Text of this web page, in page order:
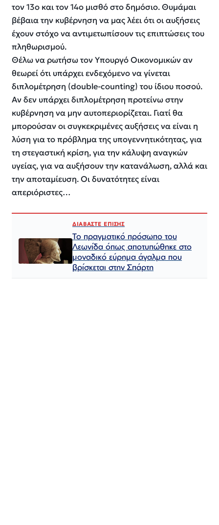
τον 13ο και τον 14ο μισθό στο δημόσιο. Θυμάμαι
βέβαια την κυβέρνηση να μας λέει ότι οι αυξήσεις
έχουν στόχο να αντιμετωπίσουν τις επιπτώσεις του
πληθωρισμού.
Θέλω να ρωτήσω τον Υπουργό Οικονομικών αν
θεωρεί ότι υπάρχει ενδεχόμενο να γίνεται
διπλομέτρηση (double-counting) του ίδιου ποσού.
Αν δεν υπάρχει διπλομέτρηση προτείνω στην
κυβέρνηση να μην αυτοπεριορίζεται. Γιατί θα
μπορούσαν οι συγκεκριμένες αυξήσεις να είναι η
λύση για το πρόβλημα της υπογεννητικότητας, για
τη στεγαστική κρίση, για την κάλυψη αναγκών
υγείας, για να αυξήσουν την κατανάλωση, αλλά και
την αποταμίευση. Οι δυνατότητες είναι
απεριόριστες…
ΔΙΑΒΑΣΤΕ ΕΠΙΣΗΣ
Το πραγματικό πρόσωπο του
Λεωνίδα όπως αποτυπώθηκε στο
μοναδικό εύρημα άγαλμα που
βρίσκεται στην Σπάρτη